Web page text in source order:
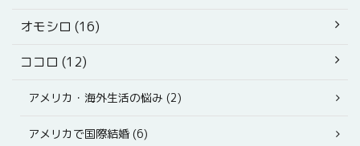
オモシロ (16)
ココロ (12)
アメリカ・海外生活の悩み (2)
アメリカで国際結婚 (6)